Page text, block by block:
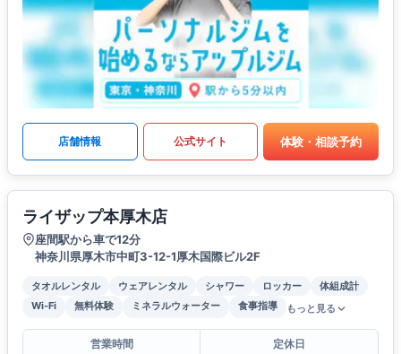
店舗情報 公式サイト 体験・相談予約
ライザップ本厚木店
座間駅から車で12分
神奈川県厚木市中町3-12-1厚木国際ビル2F
タオルレンタル ウェアレンタル シャワー ロッカー
体組成計
Wi-Fi
無料体験 ミネラルウォーター 食事指導 もっと見る
営業時間
定休日